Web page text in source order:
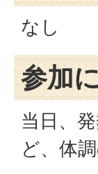
なし
参加
当日、
ど、体